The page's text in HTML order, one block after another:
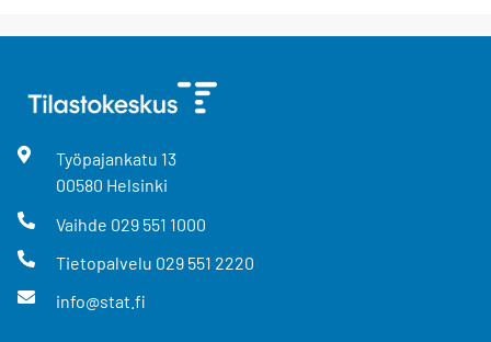
Työpajankatu 13
00580 Helsinki
Vaihde 029 551 1000
Tietopalvelu 029 551 2220
info@stat.fi